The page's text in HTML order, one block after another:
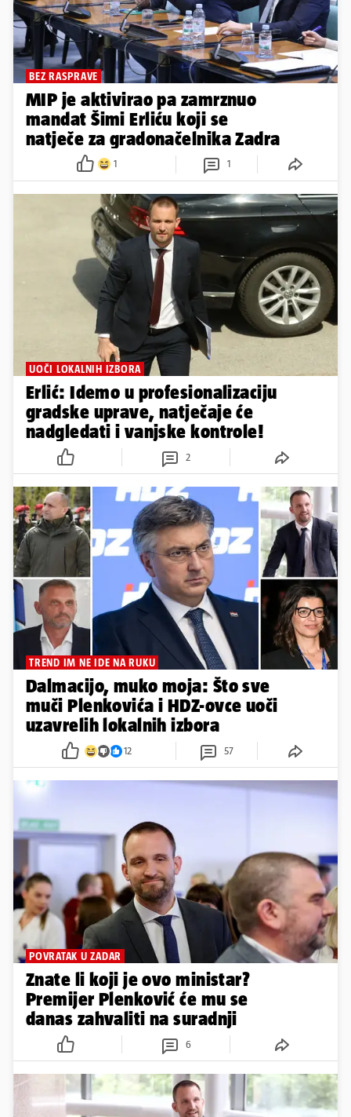
BEZ RASPRAVE
MIP je aktivirao pa zamrznuo
mandat Šimi Erliću koji se
natječe za gradonačelnika Zadra
1 1
UOČI LOKALNIH IZBORA
Erlić: Idemo u profesionalizaciju
gradske uprave, natječaje će
nadgledati i vanjske kontrole!
2
TREND IM NE IDE NA RUKU
Dalmacijo, muko moja: Što sve
muči Plenkovića i HDZ-ovce uoči
uzavrelih lokalnih izbora
12 57
POVRATAK U ZADAR
Znate li koji je ovo ministar?
Premijer Plenković će mu se
danas zahvaliti na suradnji
6